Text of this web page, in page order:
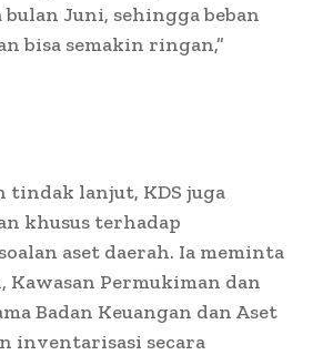
Juni, sehingga beban
bisa semakin ringan,”
tindak lanjut, KDS juga
khusus terhadap
aset daerah. Ia meminta
Kawasan Permukiman dan
Badan Keuangan dan Aset
inventarisasi secara